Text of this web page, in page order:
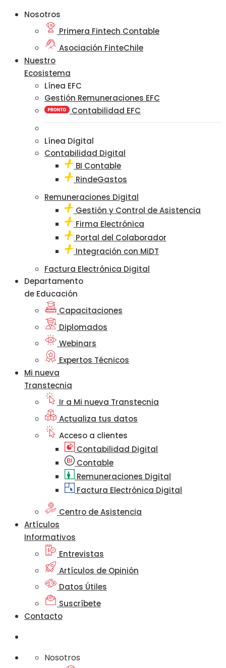
Nosotros
Primera Fintech Contable
Asociación FinteChile
Nuestro
Ecosistema
Línea EFC
Gestión Remuneraciones EFC
Contabilidad EFC
Línea Digital
Contabilidad Digital
BI Contable
RindeGastos
Remuneraciones Digital
Gestión y Control de Asistencia
Firma Electrónica
Portal del Colaborador
Integración con MiDT
Factura Electrónica Digital
Departamento
de Educación
Capacitaciones
Diplomados
Webinars
Expertos Técnicos
Mi nueva
Transtecnia
Ir a Mi nueva Transtecnia
Actualiza tus datos
Acceso a clientes
Contabilidad Digital
Contable
Remuneraciones Digital
Factura Electrónica Digital
Centro de Asistencia
Artículos
Informativos
Entrevistas
Artículos de Opinión
Datos Útiles
Suscríbete
Contacto
Nosotros